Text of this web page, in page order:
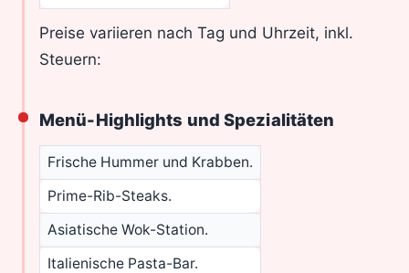
Preise variieren nach Tag und Uhrzeit, inkl.
Steuern:
Menü-Highlights und Spezialitäten
Frische Hummer und Krabben.
Prime-Rib-Steaks.
Asiatische Wok-Station.
Italienische Pasta-Bar.